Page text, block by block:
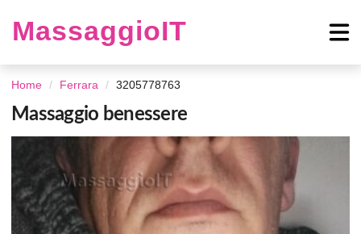
MassaggioIT
Home Ferrara 3205778763
Massaggio benessere